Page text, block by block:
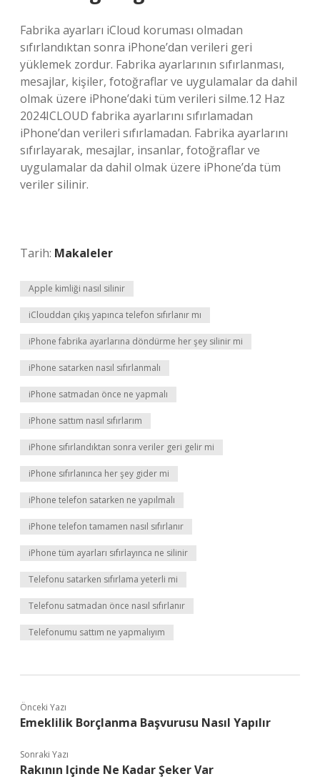
Fabrika ayarları iCloud koruması olmadan
sıfırlandıktan sonra iPhone’dan verileri geri
yüklemek zordur. Fabrika ayarlarının sıfırlanması,
mesajlar, kişiler, fotoğraflar ve uygulamalar da dahil
olmak üzere iPhone’daki tüm verileri silme.12 Haz
2024ICLOUD fabrika ayarlarını sıfırlamadan
iPhone’dan verileri sıfırlamadan. Fabrika ayarlarını
sıfırlayarak, mesajlar, insanlar, fotoğraflar ve
uygulamalar da dahil olmak üzere iPhone’da tüm
veriler silinir.
Tarih: Makaleler
Apple kimliği nasıl silinir
iClouddan çıkış yapınca telefon sıfırlanır mı
iPhone fabrika ayarlarına döndürme her şey silinir mi
iPhone satarken nasıl sıfırlanmalı
iPhone satmadan önce ne yapmalı
iPhone sattım nasıl sıfırlarım
iPhone sıfırlandıktan sonra veriler geri gelir mi
iPhone sıfırlanınca her şey gider mi
iPhone telefon satarken ne yapılmalı
iPhone telefon tamamen nasıl sıfırlanır
iPhone tüm ayarları sıfırlayınca ne silinir
Telefonu satarken sıfırlama yeterli mi
Telefonu satmadan önce nasıl sıfırlanır
Telefonumu sattım ne yapmalıyım
Önceki Yazı
Emeklilik Borçlanma Başvurusu Nasıl Yapılır
Sonraki Yazı
Rakının Içinde Ne Kadar Şeker Var